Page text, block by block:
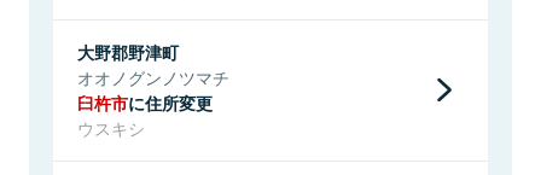
大野郡野津町
オオノグンノツマチ
臼杵市に住所変更
ウスキシ